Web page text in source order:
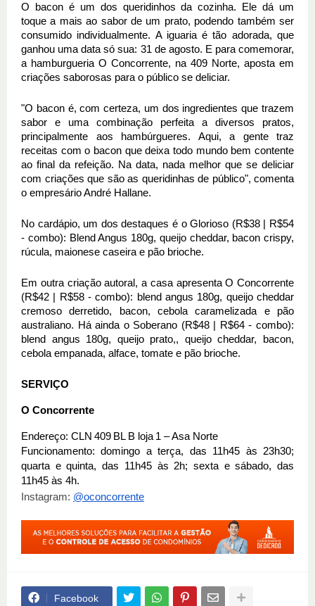
O bacon é um dos queridinhos da cozinha. Ele dá um
toque a mais ao sabor de um prato, podendo também ser
consumido individualmente. A iguaria é tão adorada, que
ganhou uma data só sua: 31 de agosto. E para comemorar,
a hamburgueria O Concorrente, na 409 Norte, aposta em
criações saborosas para o público se deliciar.
"O bacon é, com certeza, um dos ingredientes que trazem
sabor e uma combinação perfeita a diversos pratos,
principalmente aos hambúrgueres. Aqui, a gente traz
receitas com o bacon que deixa todo mundo bem contente
ao final da refeição. Na data, nada melhor que se deliciar
com criações que são as queridinhas de público", comenta
o empresário André Hallane.
No cardápio, um dos destaques é o Glorioso (R$38 | R$54
- combo): Blend Angus 180g, queijo cheddar, bacon crispy,
rúcula, maionese caseira e pão brioche.
Em outra criação autoral, a casa apresenta O Concorrente
(R$42 | R$58 - combo): blend angus 180g, queijo cheddar
cremoso derretido, bacon, cebola caramelizada e pão
australiano. Há ainda o Soberano (R$48 | R$64 - combo):
blend angus 180g, queijo prato,, queijo cheddar, bacon,
cebola empanada, alface, tomate e pão brioche.
SERVIÇO
O Concorrente
Endereço: CLN 409 BL B loja 1 – Asa Norte
Funcionamento: domingo a terça, das 11h45 às 23h30;
quarta e quinta, das 11h45 às 2h; sexta e sábado, das
11h45 às 4h.
Instagram: @oconcorrente
Facebook